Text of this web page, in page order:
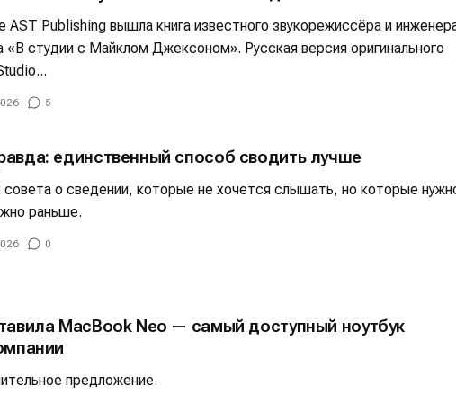
AST Publishing вышла книга известного звукорежиссёра и
студии с Майклом Джексоном». Русская версия оригинального
5
единственный способ сводить лучше
о сведении, которые не хочется слышать, но которые
раньше.
0
MacBook Neo — самый доступный ноутбук
предложение.